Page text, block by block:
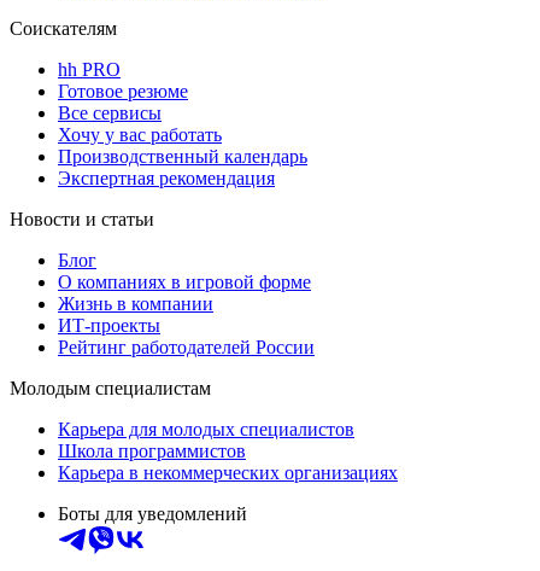
Соискателям
hh PRO
Готовое резюме
Все сервисы
Хочу у вас работать
Производственный календарь
Экспертная рекомендация
Новости и статьи
Блог
О компаниях в игровой форме
Жизнь в компании
ИТ-проекты
Рейтинг работодателей России
Молодым специалистам
Карьера для молодых специалистов
Школа программистов
Карьера в некоммерческих организациях
Боты для уведомлений